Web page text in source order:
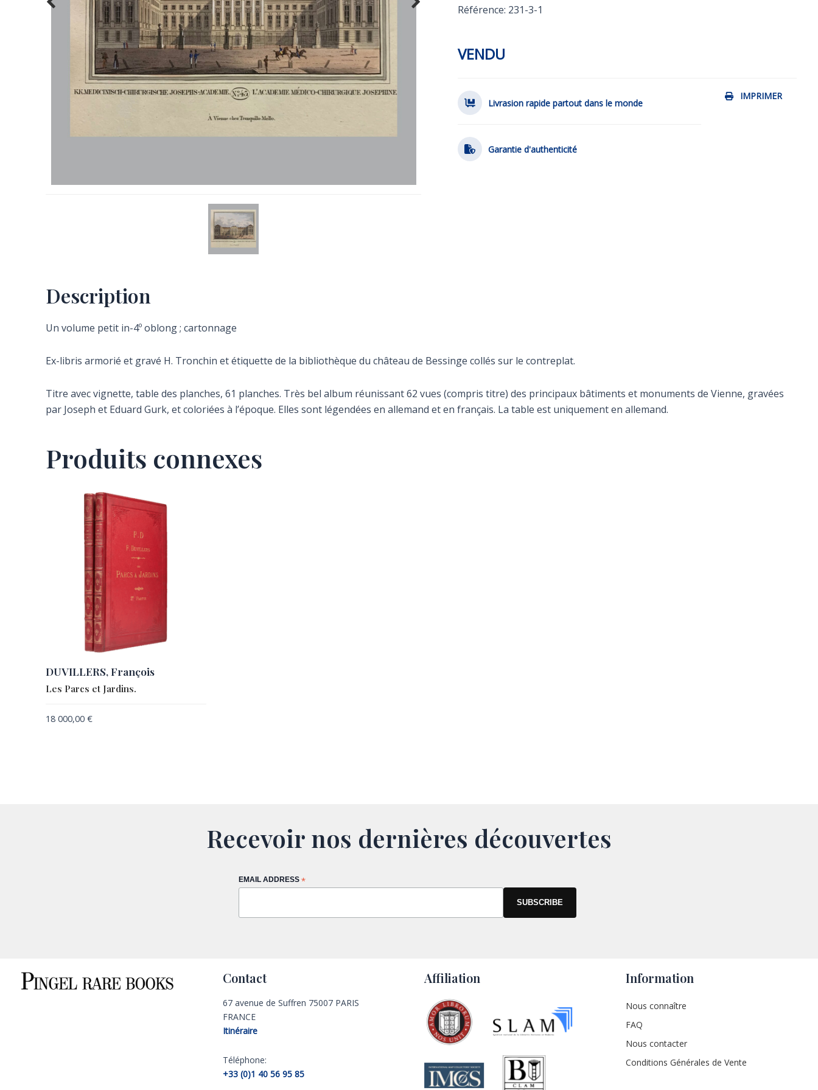
Référence: 231-3-1
VENDU
IMPRIMER
Livrasion rapide partout dans le monde
Garantie d'authenticité
Description
Un volume petit in-4º oblong ; cartonnage
Ex-libris armorié et gravé H. Tronchin et étiquette de la bibliothèque du château de Bessinge collés sur le contreplat.
Titre avec vignette, table des planches, 61 planches. Très bel album réunissant 62 vues (compris titre) des principaux bâtiments et monuments de Vienne, gravées
par Joseph et Eduard Gurk, et coloriées à l’époque. Elles sont légendées en allemand et en français. La table est uniquement en allemand.
Produits connexes
DUVILLERS, François
Les Parcs et Jardins.
18 000,00 €
Recevoir nos dernières découvertes
EMAIL ADDRESS *
Contact
67 avenue de Suffren 75007 PARIS
FRANCE
Itinéraire
Téléphone:
+33 (0)1 40 56 95 85
Affiliation Information
Nous connaître
FAQ
Nous contacter
Conditions Générales de Vente